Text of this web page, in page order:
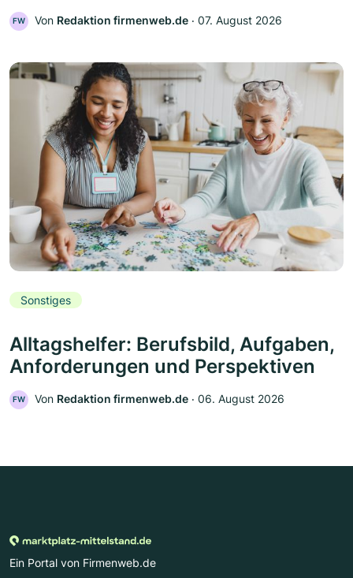
FW Von Redaktion firmenweb.de ‧ 07. August 2026
Sonstiges
Alltagshelfer: Berufsbild, Aufgaben,
Anforderungen und Perspektiven
FW Von Redaktion firmenweb.de ‧ 06. August 2026
Ein Portal von Firmenweb.de